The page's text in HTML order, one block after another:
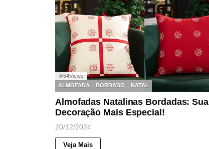
◉54Views
ALMOFADA
BORDADO NATAL
Almofadas Natalinas Bordadas: Sua
Decoração Mais Especial!
20/12/2024
Veja Mais